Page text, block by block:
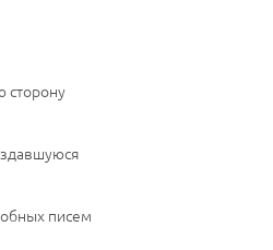
сторону
писем